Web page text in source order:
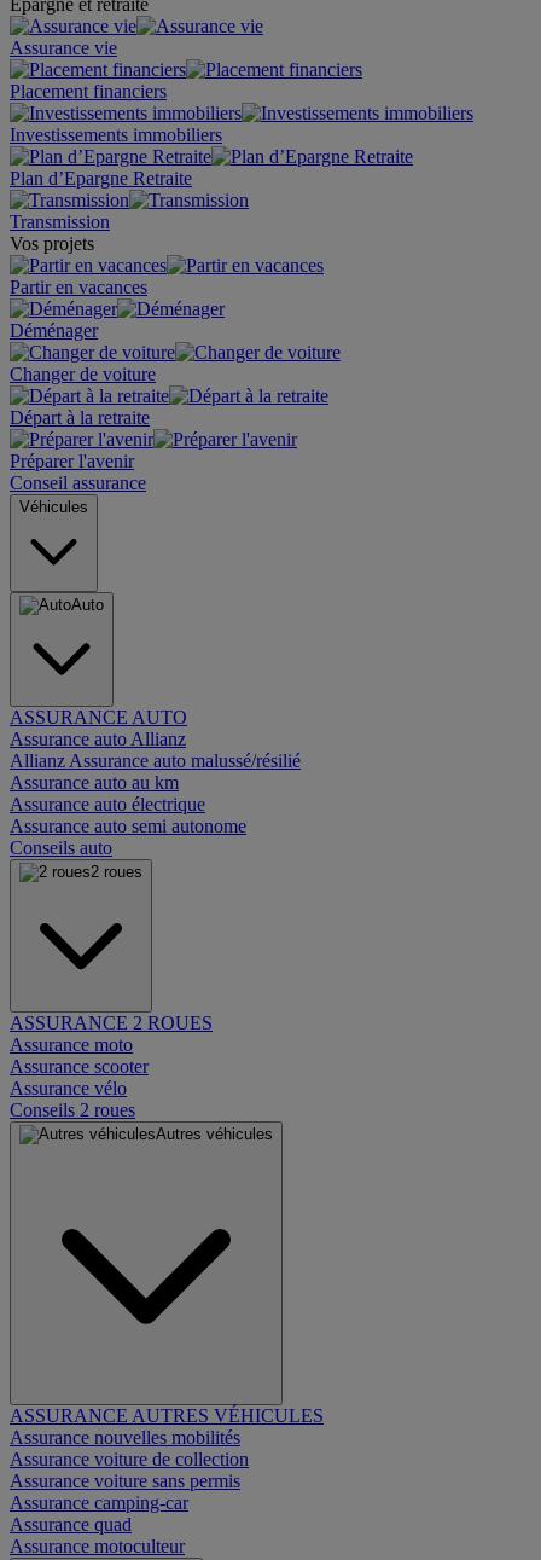
Epargne et retraite
Assurance vie
Placement financiers
Investissements immobiliers
Plan d’Epargne Retraite
Transmission
Vos projets
Partir en vacances
Déménager
Changer de voiture
Départ à la retraite
Préparer l'avenir
Conseil assurance
Véhicules
Auto
ASSURANCE AUTO
Assurance auto Allianz
Allianz Assurance auto malussé/résilié
Assurance auto au km
Assurance auto électrique
Assurance auto semi autonome
Conseils auto
2 roues
ASSURANCE 2 ROUES
Assurance moto
Assurance scooter
Assurance vélo
Conseils 2 roues
Autres véhicules
ASSURANCE AUTRES VÉHICULES
Assurance nouvelles mobilités
Assurance voiture de collection
Assurance voiture sans permis
Assurance camping-car
Assurance quad
Assurance motoculteur